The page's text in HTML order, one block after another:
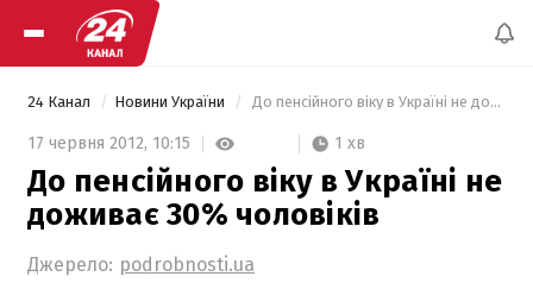
24 Канал Новини України До пенсійного віку в Україні не доживає 30% чоловіків
17 червня 2012, 10:15 1 хв
До пенсійного віку в Україні не
доживає 30% чоловіків
Джерело: podrobnosti.ua